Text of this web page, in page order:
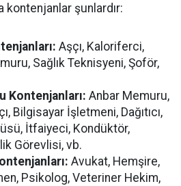
kontenjanlar şunlardır:
Aşçı, Kaloriferci,
Sağlık Teknisyeni, Şoför,
Kontenjanları: Anbar Memuru,
Bilgisayar İşletmeni, Dağıtıcı,
İtfaiyeci, Kondüktör,
Görevlisi, vb.
Avukat, Hemşire,
Psikolog, Veteriner Hekim,